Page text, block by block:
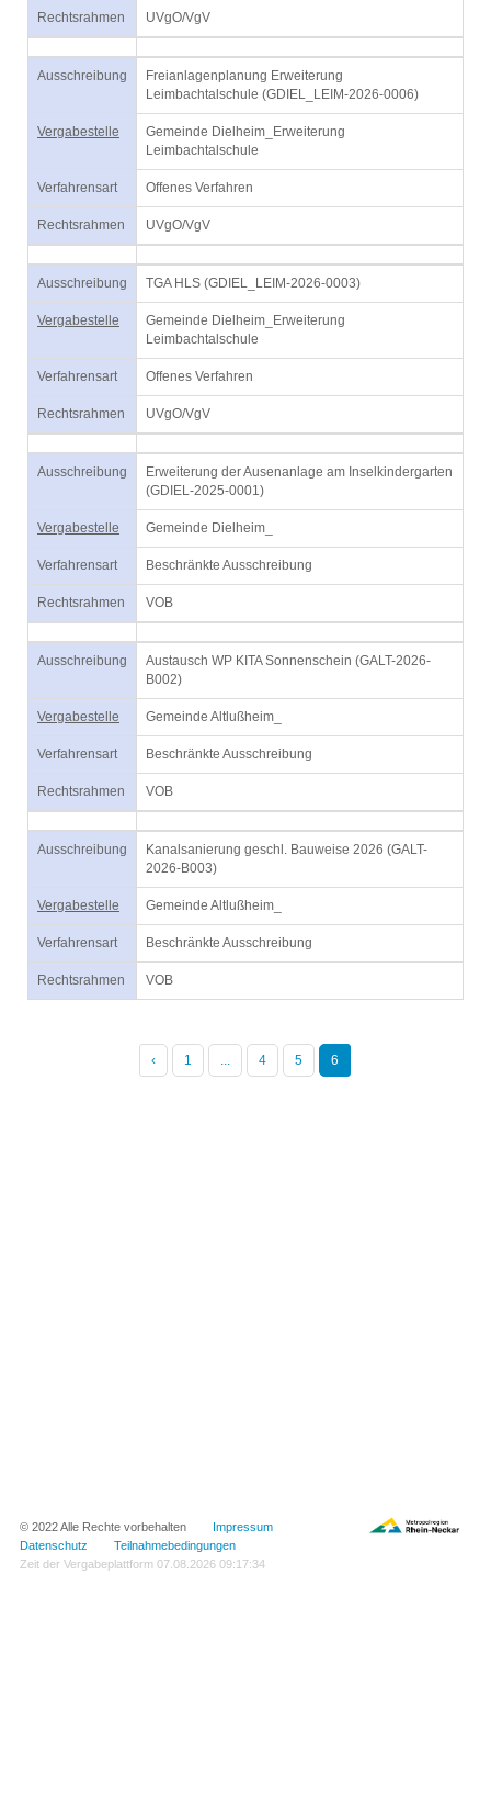
Rechtsrahmen UVgO/VgV
Ausschreibung
Freianlagenplanung Erweiterung
Leimbachtalschule (GDIEL_LEIM-2026-0006)
Vergabestelle
Gemeinde Dielheim_Erweiterung
Leimbachtalschule
Verfahrensart Offenes Verfahren
Rechtsrahmen UVgO/VgV
Ausschreibung TGA HLS (GDIEL_LEIM-2026-0003)
Vergabestelle
Gemeinde Dielheim_Erweiterung
Leimbachtalschule
Verfahrensart Offenes Verfahren
Rechtsrahmen UVgO/VgV
Ausschreibung
Erweiterung der Ausenanlage am Inselkindergarten
(GDIEL-2025-0001)
Vergabestelle Gemeinde Dielheim_
Verfahrensart Beschränkte Ausschreibung
Rechtsrahmen VOB
Ausschreibung
Austausch WP KITA Sonnenschein (GALT-2026-
B002)
Vergabestelle Gemeinde Altlußheim_
Verfahrensart Beschränkte Ausschreibung
Rechtsrahmen VOB
Ausschreibung
Kanalsanierung geschl. Bauweise 2026 (GALT-
2026-B003)
Vergabestelle Gemeinde Altlußheim_
Verfahrensart Beschränkte Ausschreibung
Rechtsrahmen VOB
‹ 1 ... 4 5 6
© 2022 Alle Rechte vorbehalten Impressum
Datenschutz
Teilnahmebedingungen
Zeit der Vergabeplattform 07.08.2026 09:17:34